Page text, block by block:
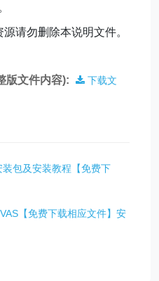
源请勿删除本说明文件。
版文件内容):
下载文
包及安装教程【免费下
【免费下载相应文件】安